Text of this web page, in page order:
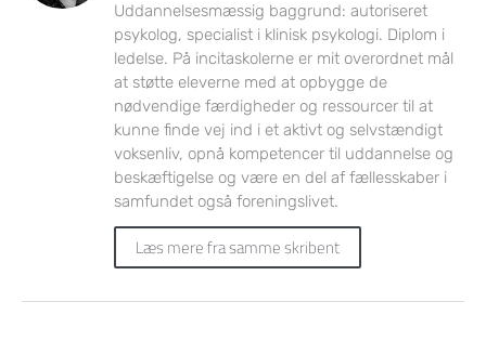
Uddannelsesmæssig baggrund: autoriseret
psykolog, specialist i klinisk psykologi. Diplom i
ledelse. På incitaskolerne er mit overordnet mål
at støtte eleverne med at opbygge de
nødvendige færdigheder og ressourcer til at
kunne finde vej ind i et aktivt og selvstændigt
voksenliv, opnå kompetencer til uddannelse og
beskæftigelse og være en del af fællesskaber i
samfundet også foreningslivet.
Læs mere fra samme skribent